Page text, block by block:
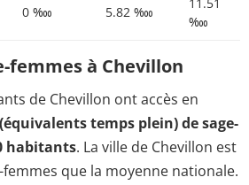
0 ‱ 5.82 ‱
‱
femmes à Chevillon
de Chevillon ont accès en
(équivalents temps plein) de sage-
habitants. La ville de Chevillon est
que la moyenne nationale.